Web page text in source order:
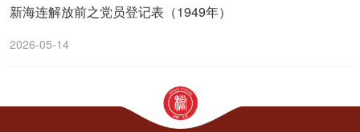
新海连解放前之党员登记表（1949年）
2026-05-14